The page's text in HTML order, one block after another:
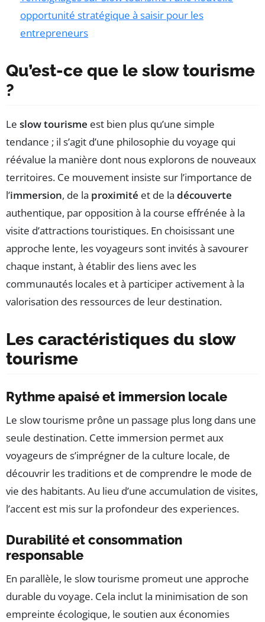
opportunité stratégique à saisir pour les
entrepreneurs
Qu’est-ce que le slow tourisme
?
Le slow tourisme est bien plus qu’une simple
tendance ; il s’agit d’une philosophie du voyage qui
réévalue la manière dont nous explorons de nouveaux
territoires. Ce mouvement insiste sur l’importance de
l’immersion, de la proximité et de la découverte
authentique, par opposition à la course effrénée à la
visite d’attractions touristiques. En choisissant une
approche lente, les voyageurs sont invités à savourer
chaque instant, à établir des liens avec les
communautés locales et à participer activement à la
valorisation des ressources de leur destination.
Les caractéristiques du slow
tourisme
Rythme apaisé et immersion locale
Le slow tourisme prône un passage plus long dans une
seule destination. Cette immersion permet aux
voyageurs de s’imprégner de la culture locale, de
découvrir les traditions et de comprendre le mode de
vie des habitants. Au lieu d’une accumulation de visites,
l’accent est mis sur la profondeur des experiences.
Durabilité et consommation
responsable
En parallèle, le slow tourisme promeut une approche
durable du voyage. Cela inclut la minimisation de son
empreinte écologique, le soutien aux économies